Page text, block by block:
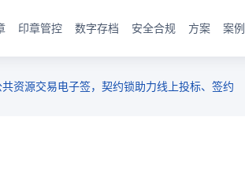
印章管控 数字存档 安全合规 方案 案例
资源交易电子签，契约锁助力线上投标、签约